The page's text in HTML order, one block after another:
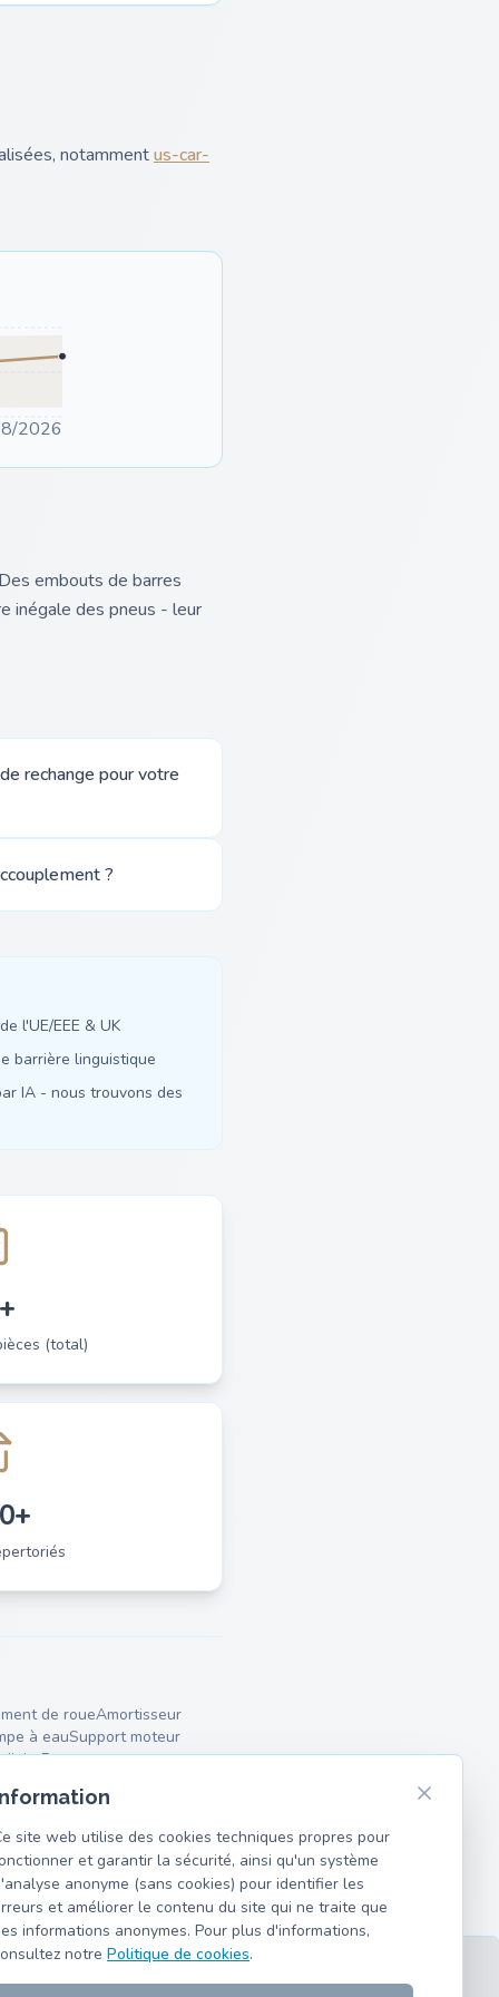
notammentus-car-
2026
embouts de barres
inégale des pneus - leur
rechange pour votre
?
l'UE/EEE & UK
barrière linguistique
IA - nous trouvons des
(total)
de roueAmortisseur
à eauSupport moteur
Ressorts
site web utilise des cookies techniques propres pour
et garantir la sécurité, ainsi qu'un système
anonyme (sans cookies) pour identifier les
et améliorer le contenu du site qui ne traite que
informations anonymes. Pour plus d'informations,
notre Politique de cookies.